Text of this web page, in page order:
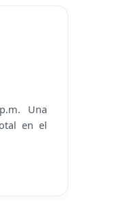
Una
en el